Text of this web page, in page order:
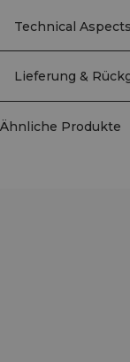
geschnittene Bund bei
Abgerundet durch ein
eine
Technical Aspects
Lieferung &
Ähnliche Produkte